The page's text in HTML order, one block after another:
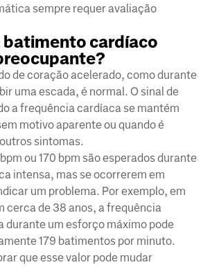
sempre requer avaliação
batimento cardíaco
de coração acelerado, como durante
uma escada, é normal. O sinal de
a frequência cardíaca se mantém
motivo aparente ou quando é
sintomas.
ou 170 bpm são esperados durante
intensa, mas se ocorrerem em
um problema. Por exemplo, em
cerca de 38 anos, a frequência
durante um esforço máximo pode
179 batimentos por minuto.
que esse valor pode mudar